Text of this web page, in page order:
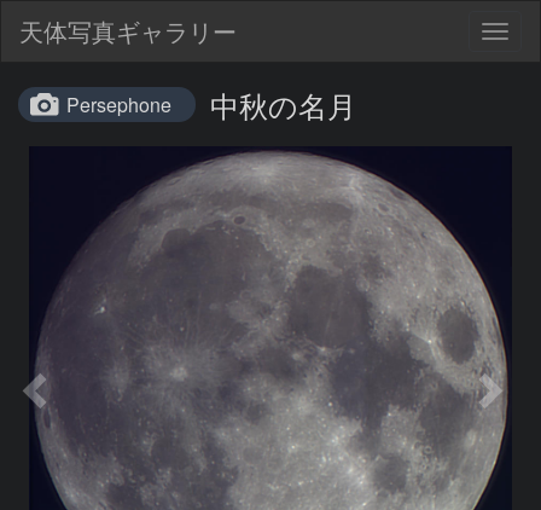
天体写真ギャラリー
Persephone 中秋の名月